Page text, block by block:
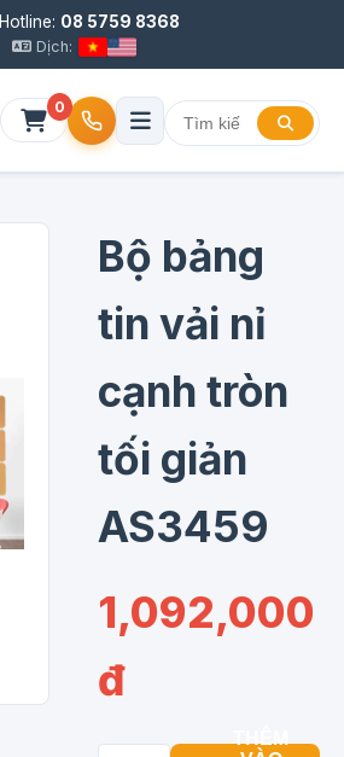
Hotline: 08 5759 8368
Dịch:
0
Bộ bảng
tin vải nỉ
cạnh tròn
tối giản
AS3459
1,092,000
đ